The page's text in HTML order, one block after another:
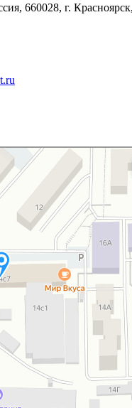
660028, г.
транспорт